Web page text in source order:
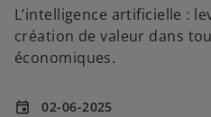
L’intelligence artificielle :
création de valeur dans
économiques.
event 02-06-2025